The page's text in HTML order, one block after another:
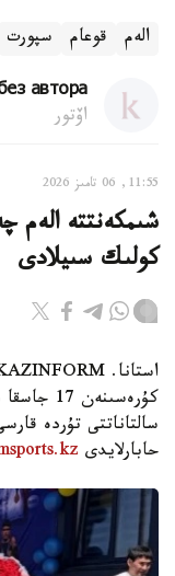
الەم قوعام سپورت
автора
اۆتور
11:55, 06 تامىز 2026
شىمكەنتتە الەم
كولىك سىيلادى
سالتاناتتى تۇردە
حابارلايدى